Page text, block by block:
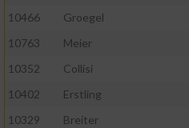
10466
Groegel
10763
Meier
10352
Collisi
10402
Erstling
10329
Breiter